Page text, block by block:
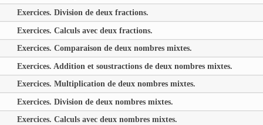
Exercices. Division de deux fractions.
Exercices. Calculs avec deux fractions.
Exercices. Comparaison de deux nombres mixtes.
Exercices. Addition et soustractions de deux nombres mixtes.
Exercices. Multiplication de deux nombres mixtes.
Exercices. Division de deux nombres mixtes.
Exercices. Calculs avec deux nombres mixtes.